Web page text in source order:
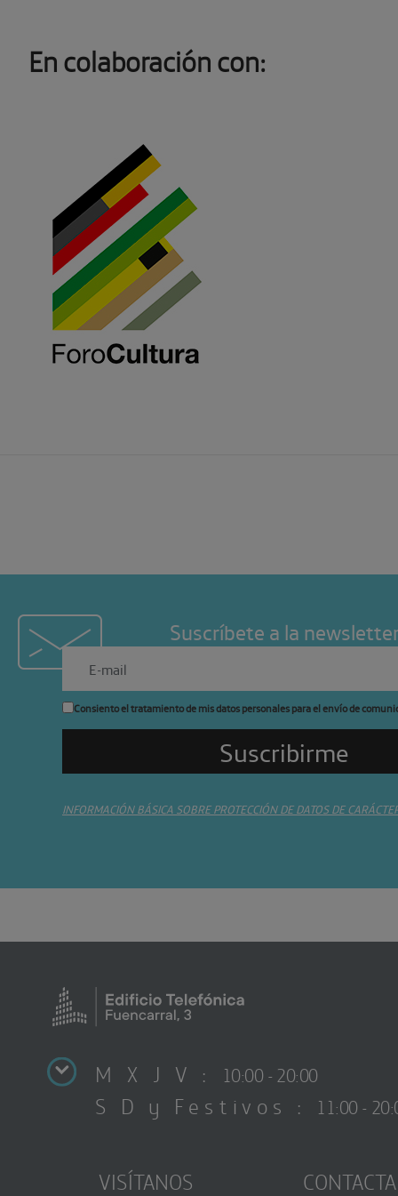
En colaboración con:
Suscríbete a la
Consiento el tratamiento de mis datos personales para el envío de
INFORMACIÓN BÁSICA SOBRE PROTECCIÓN DE DATOS DE
M X J V : 10:00 - 20:00
S D y Festivos : 11:00 -
VISÍTANOS CONTACTA